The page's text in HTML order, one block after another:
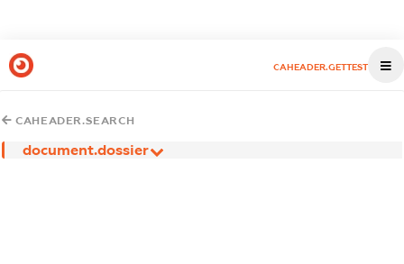
CAHEADER.GETTEST
CAHEADER.SEARCH
document.dossier